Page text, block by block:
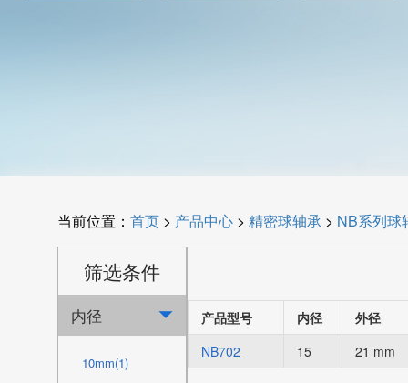
当前位置：首页 > 产品中心 >精密球轴承 > NB系列球
筛选条件
内径 
10mm(1)
产品型号 内径
外径
NB702
15 21 mm